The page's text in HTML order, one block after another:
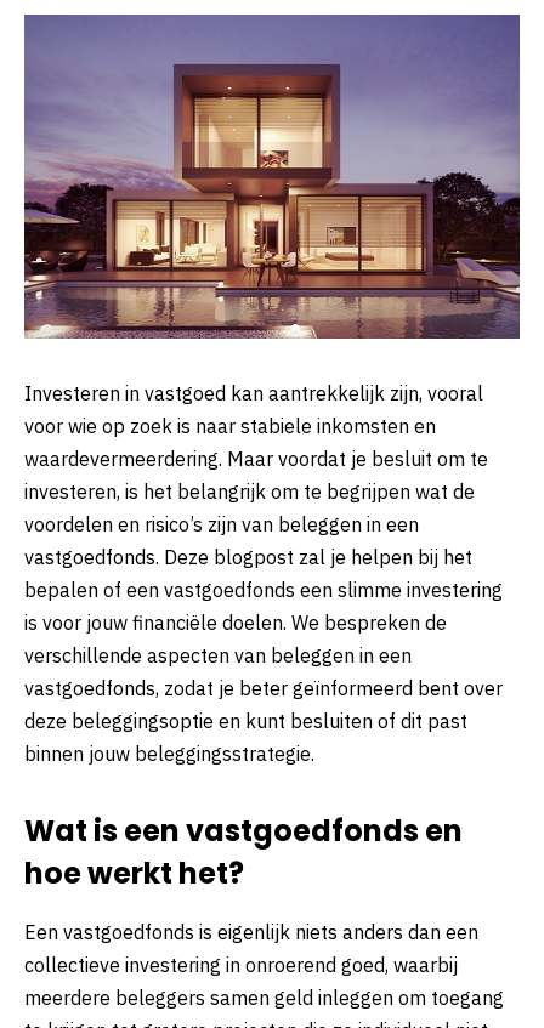
Investeren in vastgoed kan aantrekkelijk zijn, vooral
voor wie op zoek is naar stabiele inkomsten en
waardevermeerdering. Maar voordat je besluit om te
investeren, is het belangrijk om te begrijpen wat de
voordelen en risico’s zijn van beleggen in een
vastgoedfonds. Deze blogpost zal je helpen bij het
bepalen of een vastgoedfonds een slimme investering
is voor jouw financiële doelen. We bespreken de
verschillende aspecten van beleggen in een
vastgoedfonds, zodat je beter geïnformeerd bent over
deze beleggingsoptie en kunt besluiten of dit past
binnen jouw beleggingsstrategie.
Wat is een vastgoedfonds en
hoe werkt het?
Een vastgoedfonds is eigenlijk niets anders dan een
collectieve investering in onroerend goed, waarbij
meerdere beleggers samen geld inleggen om toegang